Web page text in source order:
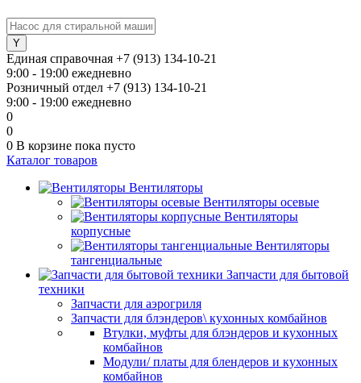
Единая справочная +7 (913) 134-10-21
9:00 - 19:00 ежедневно
Розничный отдел +7 (913) 134-10-21
9:00 - 19:00 ежедневно
0
0
0 В корзине пока пусто
Каталог товаров
Вентиляторы
Вентиляторы осевые
Вентиляторы
корпусные
Вентиляторы
тангенциальные
Запчасти для бытовой
техники
Запчасти для аэрогриля
Запчасти для блэндеров\ кухонных комбайнов
Втулки, муфты для блэндеров и кухонных
комбайнов
Модули/ платы для блендеров и кухонных
комбайнов